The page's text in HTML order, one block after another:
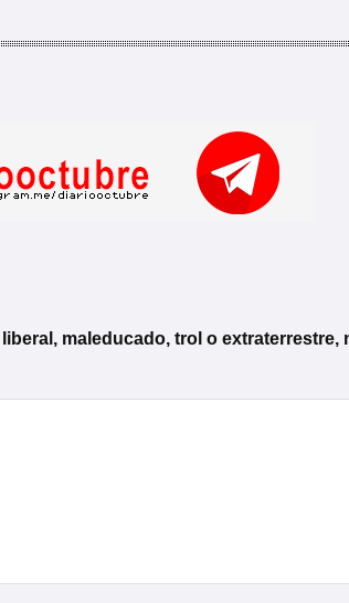
maleducado, trol o extraterrestre,